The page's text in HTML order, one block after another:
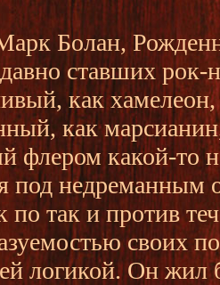
Болан,
ставших
как
как
флером какой-то
под недреманным
по так и против
своих
логикой. Он